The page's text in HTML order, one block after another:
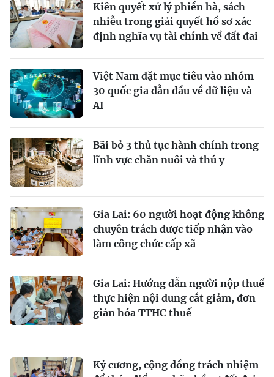
Kiên quyết xử lý phiền hà, sách
nhiễu trong giải quyết hồ sơ xác
định nghĩa vụ tài chính về đất đai
Việt Nam đặt mục tiêu vào nhóm
30 quốc gia dẫn đầu về dữ liệu và
AI
Bãi bỏ 3 thủ tục hành chính trong
lĩnh vực chăn nuôi và thú y
Gia Lai: 60 người hoạt động không
chuyên trách được tiếp nhận vào
làm công chức cấp xã
Gia Lai: Hướng dẫn người nộp thuế
thực hiện nội dung cắt giảm, đơn
giản hóa TTHC thuế
Kỷ cương, cộng đồng trách nhiệm